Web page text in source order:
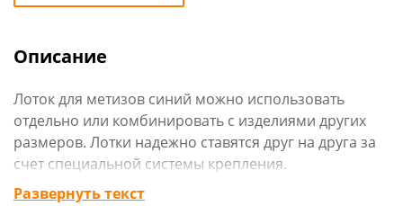
Описание
Лоток для метизов синий можно использовать
отдельно или комбинировать с изделиями других
размеров. Лотки надежно ставятся друг на друга за
счет специальной системы крепления.
Конструкция предусматривает размещение на
Развернуть текст